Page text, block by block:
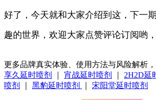
好了，今天就和大家介绍到这，下一
趣的世界，欢迎大家点赞评论订阅哟
更多品牌真实体验、使用方法与风险解析，
享久延时喷剂
宵战延时喷剂 2H2D延
喷剂
黑豹延时喷剂 宋阳堂延时喷剂